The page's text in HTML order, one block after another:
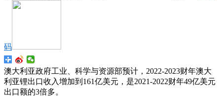
码
澳大利亚政府工业、科学与资源部预计，2022-2023财年澳大
利亚锂出口收入增加到161亿美元，是2021-2022财年49亿美元
出口额的3倍多。